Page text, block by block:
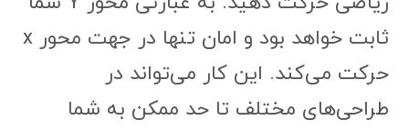
ثابت خواهد بود و امان تنها در جهت محور x
حرکت می‌کند. این کار می‌تواند در
طراحی‌های مختلف تا حد ممکن به شما